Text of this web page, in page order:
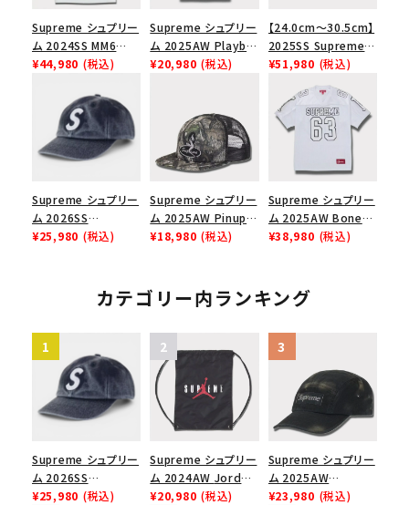
Supreme シュプリー
ム 2024SS MM6
Maison Margiela
メゾンマルジェラボッ
クスロゴTシャツ ホ
ワイト 白
¥44,980 (税込)
Supreme シュプリー
ム 2025AW Playboi
Carti Tee プレイボ
¥20,980 (税込)
【24.0cm～30.5cm】
2025SS Supreme
GOODENOUGH
Low AF1 シュプリー
ムグッドイナフ ナイキ
エアフォース１スニー
カー シューズ ホワイ
¥51,980 (税込)
Supreme シュプリー
ム 2026SS
Pigment Coated S
ゴ 6パネル ネイビー
¥25,980 (税込)
Supreme シュプリー
ム 2025AW Pinup
Mesh Back 5-Panel
ップ トゥルーティン
バーHTC フォールカ
¥18,980 (税込)
Supreme シュプリー
ム 2025AW Bones
Football Jersey ボ
¥38,980 (税込)
カテゴリー内ランキング
Supreme シュプリー
ム 2026SS
Pigment Coated S
¥25,980 (税込)
Supreme シュプリー
ム 2024AW Jordan
Drawstring Bag ジ
¥20,980 (税込)
Supreme シュプリー
ム 2025AW
Overdyed Camp
¥23,980 (税込)